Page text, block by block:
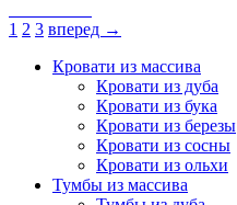
1 2 3 вперед →
Кровати из массива
Кровати из дуба
Кровати из бука
Кровати из березы
Кровати из сосны
Кровати из ольхи
Тумбы из массива